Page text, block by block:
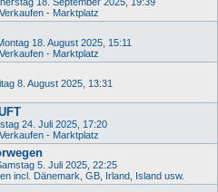
- Marktplatz
18. August 2025, 15:11
- Marktplatz
8. August 2025, 13:31
24. Juli 2025, 17:20
- Marktplatz
5. Juli 2025, 22:25
incl. Dänemark, GB, Irland, Island usw.